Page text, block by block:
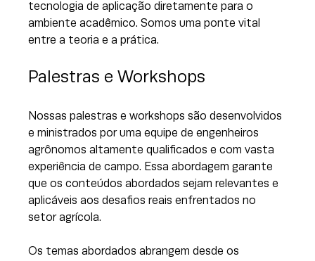
tecnologia de aplicação diretamente para o
ambiente acadêmico. Somos uma ponte vital
entre a teoria e a prática.
Palestras e Workshops
Nossas palestras e workshops são desenvolvidos
e ministrados por uma equipe de engenheiros
agrônomos altamente qualificados e com vasta
experiência de campo. Essa abordagem garante
que os conteúdos abordados sejam relevantes e
aplicáveis aos desafios reais enfrentados no
setor agrícola.
Os temas abordados abrangem desde os